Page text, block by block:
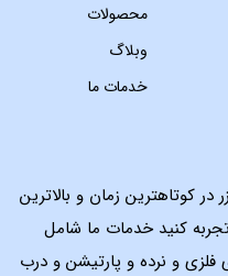
محصولات
وبلاگ
خدمات ما
کوتاهترین زمان و بالاترین
کنید خدمات ما شامل
و نرده و پارتیشن و درب